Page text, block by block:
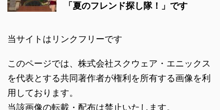
「夏のフレンド探し隊！」です
当サイトはリンクフリーです
このページでは、株式会社スクウェア・エニックス
を代表とする共同著作者が権利を所有する画像を利
用しております。
当該画像の転載・配布は禁止いたします。